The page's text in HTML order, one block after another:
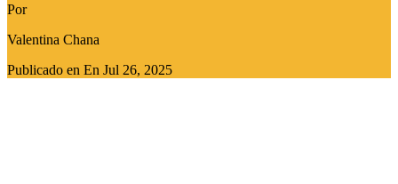
Por
Valentina Chana
Publicado en En Jul 26, 2025